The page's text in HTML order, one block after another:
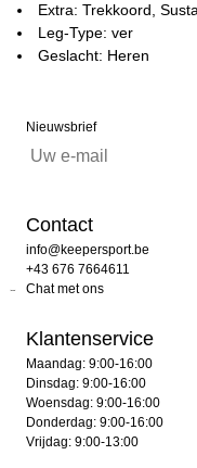
Extra: Trekkoord,
Leg-Type: ver
Geslacht: Heren
Nieuwsbrief
Contact
info@keepersport.be
+43 676 7664611
Chat met ons
Klantenservice
Maandag: 9:00-16:00
Dinsdag: 9:00-16:00
Woensdag: 9:00-16:00
Donderdag: 9:00-16:00
Vrijdag: 9:00-13:00